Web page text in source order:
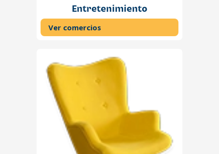
Entretenimiento
Ver comercios